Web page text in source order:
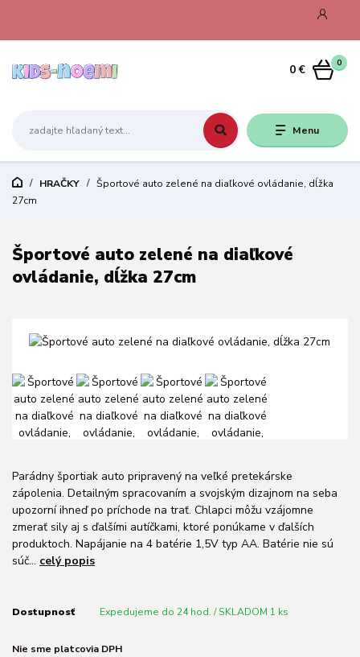
Menu
0
0 €
HRAČKY
Športové auto zelené na diaľkové ovládanie, dĺžka
27cm
Športové auto zelené na diaľkové
ovládanie, dĺžka 27cm
Parádny športiak auto pripravený na veľké pretekárske
zápolenia. Detailným spracovaním a svojským dizajnom na seba
upozorní ihneď po príchode na trať. Chlapci môžu vzájomne
zmerať sily aj s ďalšími autíčkami, ktoré ponúkame v ďalších
produktoch. Napájanie na 4 batérie 1,5V typ AA. Batérie nie sú
súč... celý popis
Dostupnosť Expedujeme do 24 hod. / SKLADOM 1 ks
Nie sme platcovia DPH